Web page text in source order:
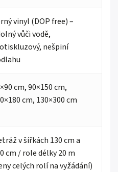
vinyl (DOP free) –
vůči vodě,
nešpiní
cm, 90×150 cm,
cm, 130×300 cm
v šířkách 130 cm a
cm / role délky 20 m
celých rolí na vyžádání)